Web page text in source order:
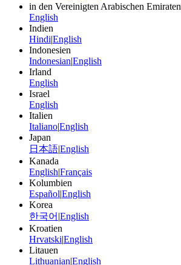
in den Vereinigten Arabischen Emiraten
English
Indien
Hindi|English
Indonesien
Indonesian|English
Irland
English
Israel
English
Italien
Italiano|English
Japan
日本語|English
Kanada
English|Français
Kolumbien
Español|English
Korea
한국어 |English
Kroatien
Hrvatski|English
Litauen
Lithuanian|English